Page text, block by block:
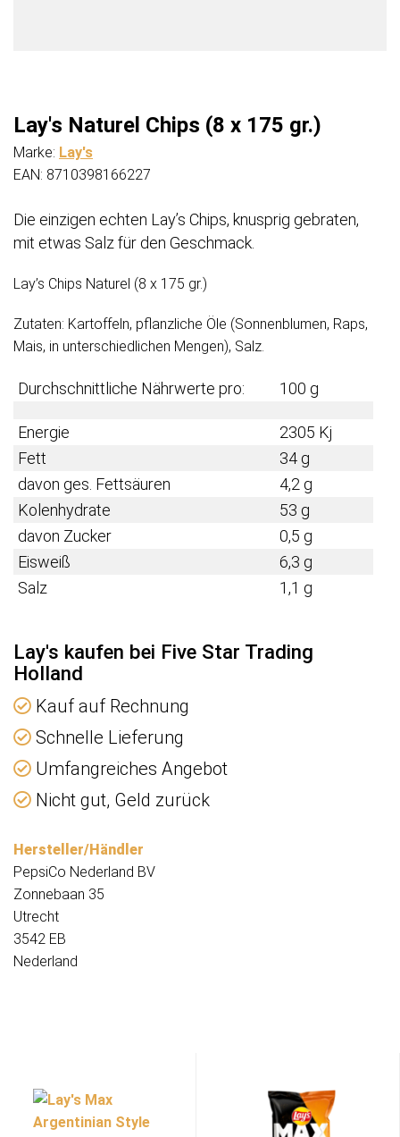
Lay's Naturel Chips (8 x 175 gr.)
Marke: Lay's
EAN: 8710398166227
Die einzigen echten Lay’s Chips, knusprig gebraten,
mit etwas Salz für den Geschmack.
Lay’s Chips Naturel (8 x 175 gr.)
Zutaten: Kartoffeln, pflanzliche Öle (Sonnenblumen, Raps,
Mais, in unterschiedlichen Mengen), Salz.
Durchschnittliche Nährwerte pro: 100 g
Energie
2305 Kj
Fett
34 g
davon ges. Fettsäuren
4,2 g
Kolenhydrate
53 g
davon Zucker
0,5 g
Eisweiß
6,3 g
Salz
1,1 g
Lay's kaufen bei Five Star Trading
Holland
Kauf auf Rechnung
Schnelle Lieferung
Umfangreiches Angebot
Nicht gut, Geld zurück
Hersteller/Händler
PepsiCo Nederland BV
Zonnebaan 35
Utrecht
3542 EB
Nederland